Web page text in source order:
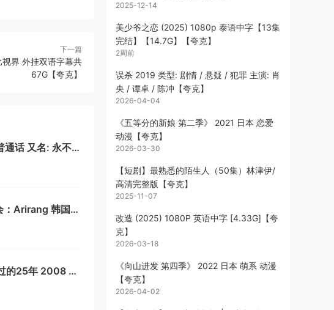
下一篇
视界 外挂双语字幕共
67G【夸克】
话 又名: 永不消
Shanghai【夸
：Arirang 韩国音
25年 2008 纪
【夸克】
2025-12-14
美少爷之恋 (2025) 1080p 泰语中字【13集
完结】【14.7G】【夸克】
2周前
误杀 2019 类型: 剧情 / 悬疑 / 犯罪 主演: 肖
央 / 谭卓 / 陈冲【夸克】
2026-04-04
《五等分的新娘 第二季》 2021 日本 恋爱
动漫【夸克】
2026-03-30
【短剧】最熟悉的陌生人（50集）林津伊/
高清完整版【夸克】
2025-11-07
改造 (2025) 1080P 英语中字 [4.33G]【夸
克】
2026-03-18
《向山进发 第四季》 2022 日本 萌系 动漫
【夸克】
2026-04-02